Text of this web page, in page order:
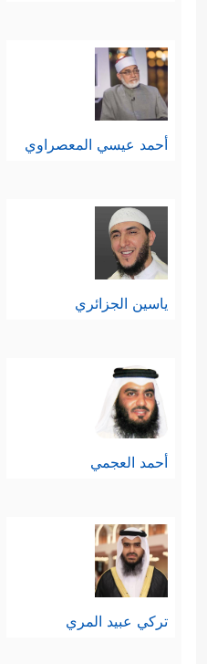
أحمد عيسي المعصراوي
ياسين الجزائري
أحمد العجمي
تركي عبيد المري